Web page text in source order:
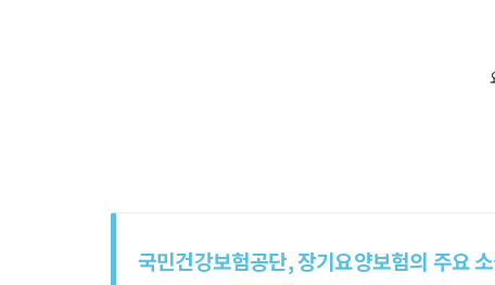
국민건강보험공단, 장기요양보험의 주요